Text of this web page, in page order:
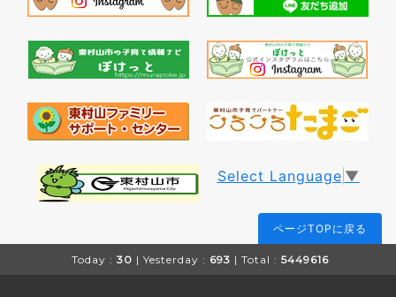
Select Language ▼
ページTOPに戻る
Today : 30 | Yesterday : 693 | Total : 5449616